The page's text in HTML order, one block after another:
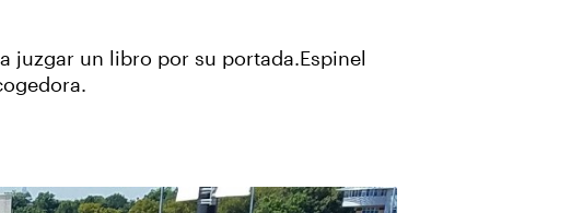
juzgar un libro por su portada.Espinel